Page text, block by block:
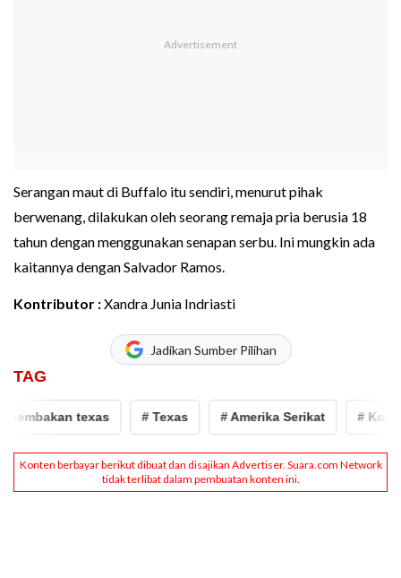
Serangan maut di Buffalo itu sendiri, menurut pihak
berwenang, dilakukan oleh seorang remaja pria berusia 18
tahun dengan menggunakan senapan serbu. Ini mungkin ada
kaitannya dengan Salvador Ramos.
Kontributor :Xandra Junia Indriasti
Jadikan Sumber Pilihan
TAG
texas # Texas # Amerika Serikat # Korban